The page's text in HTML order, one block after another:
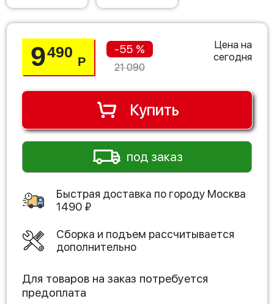
9490
Р
-55 %
21 090
Цена на
сегодня
Купить
под заказ
Быстрая доставка по городу Москва
1490 ₽
Сборка и подъем рассчитывается
дополнительно
Для товаров на заказ потребуется
предоплата